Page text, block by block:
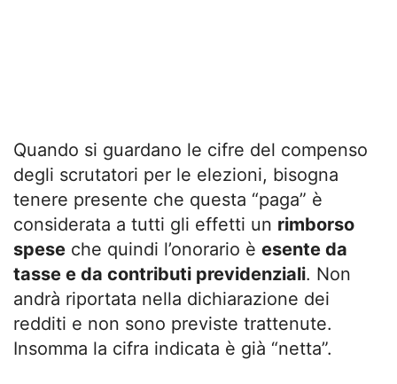
Quando si guardano le cifre del compenso
degli scrutatori per le elezioni, bisogna
tenere presente che questa “paga” è
considerata a tutti gli effetti un rimborso
spese che quindi l’onorario è esente da
tasse e da contributi previdenziali. Non
andrà riportata nella dichiarazione dei
redditi e non sono previste trattenute.
Insomma la cifra indicata è già “netta”.